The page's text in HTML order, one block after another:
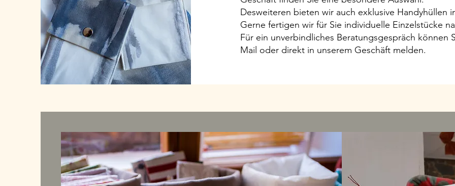
Desweiteren bieten wir auch exklusive Handyhüllen
Gerne fertigen wir für Sie individuelle Einzelstücke
Für ein unverbindliches Beratungsgespräch können
Mail oder direkt in unserem Geschäft melden.